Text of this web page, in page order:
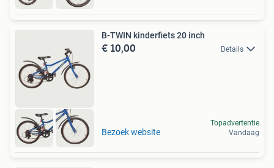
B-TWIN kinderfiets 20 inch
€ 10,00 Details
Bezoek website
Topadvertentie
Vandaag